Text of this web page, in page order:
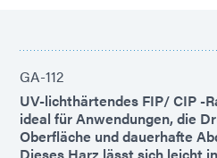
GA-112
UV-lichthärtendes FIP/ CIP -
ideal für Anwendungen, die
Oberfläche und dauerhafte